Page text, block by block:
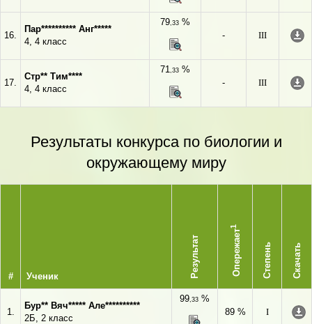
16.
Пар********** Анг*****
4, 4 класс
79,33 %
-
III
17.
Стр** Тим****
4, 4 класс
71,33 %
-
III
Результаты конкурса по биологии и
окружающему миру
# Ученик Результат Опережает
1
Степень Скачать
1.
Бур** Вяч***** Але**********
2Б, 2 класс
99,33 %
89 %
I